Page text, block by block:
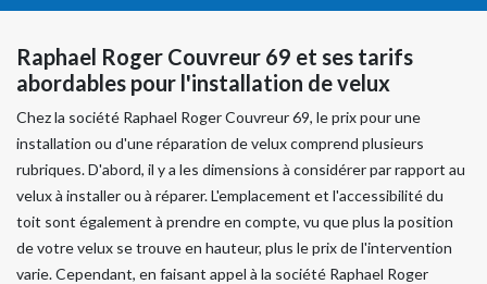
Raphael Roger Couvreur 69 et ses tarifs
abordables pour l'installation de velux
Chez la société Raphael Roger Couvreur 69, le prix pour une
installation ou d'une réparation de velux comprend plusieurs
rubriques. D'abord, il y a les dimensions à considérer par rapport au
velux à installer ou à réparer. L'emplacement et l'accessibilité du
toit sont également à prendre en compte, vu que plus la position
de votre velux se trouve en hauteur, plus le prix de l'intervention
varie. Cependant, en faisant appel à la société Raphael Roger